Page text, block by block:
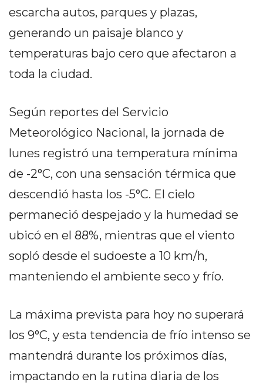
TIENDAS ONLINE CON
PEDIDOS POR WHATSAPP
TIENDA ONLINE GRATIS
CHANGUITO.COM.AR VS
OTRAS PLATAFORMAS DE
VENTA POR WHATSAPP
CÓMO RECIBIR PEDIDOS
DE COMIDA POR
WHATSAPP: LA GUÍA
RESTAURANTES Y
CÓMO ORGANIZAR LOS
PEDIDOS DE DELIVERY
escarcha autos, parques y plazas,
generando un paisaje blanco y
temperaturas bajo cero que afectaron a
toda la ciudad.
Según reportes del Servicio
Meteorológico Nacional, la jornada de
lunes registró una temperatura mínima
de -2°C, con una sensación térmica que
descendió hasta los -5°C. El cielo
permaneció despejado y la humedad se
ubicó en el 88%, mientras que el viento
sopló desde el sudoeste a 10 km/h,
manteniendo el ambiente seco y frío.
La máxima prevista para hoy no superará
los 9°C, y esta tendencia de frío intenso se
mantendrá durante los próximos días,
impactando en la rutina diaria de los